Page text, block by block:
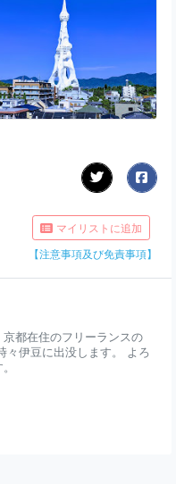
マイリストに追加
【注意事項及び免責事項】
都在住のフリーランスの
々伊豆に出没します。 よろ